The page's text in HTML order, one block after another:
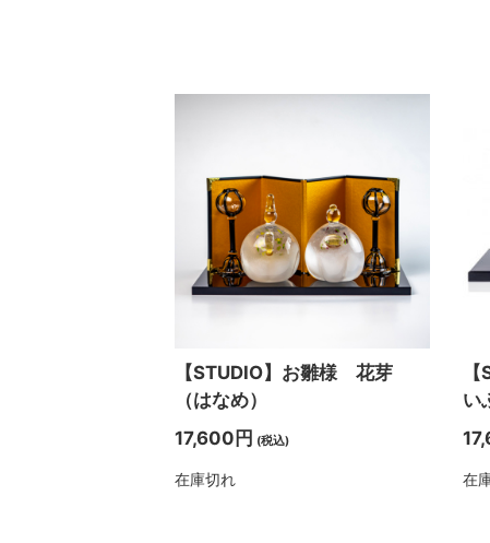
【STUDIO】お雛様 花芽
（はなめ）
17,600円 (税込)
在庫切れ
い
在